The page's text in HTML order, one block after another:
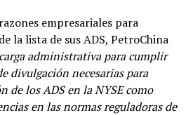
empresariales para
la lista de sus ADS, PetroChina
administrativa para cumplir
divulgación necesarias para
de los ADS en la NYSE como
en las normas reguladoras de